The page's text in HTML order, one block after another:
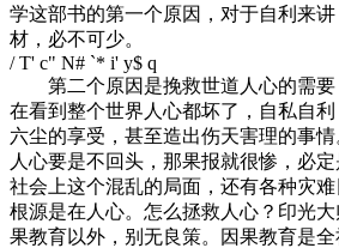
学这部书的第一个原因，对于自利来
材，必不可少。
/ T' c" N# `* i' y$ q
第二个原因是挽救世道人心的需要
在看到整个世界人心都坏了，自私自
六尘的享受，甚至造出伤天害理的事
人心要是不回头，那果报就很惨，必
社会上这个混乱的局面，还有各种灾
根源是在人心。怎么拯救人心？印光
果教育以外，别无良策。因果教育是